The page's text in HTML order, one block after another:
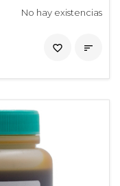
No hay existencias

favorite_border